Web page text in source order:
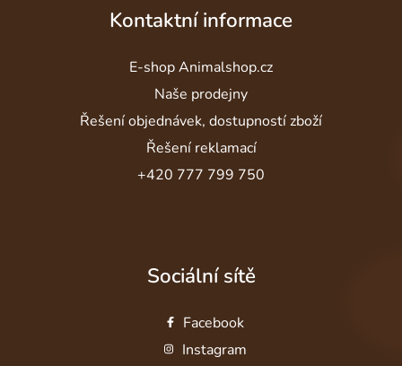
Kontaktní informace
E-shop Animalshop.cz
Naše prodejny
Řešení objednávek, dostupností zboží
Řešení reklamací
+420 777 799 750
Sociální sítě
Facebook
Instagram